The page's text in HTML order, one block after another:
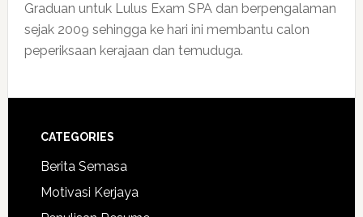
Graduan untuk Lulus Exam SPA dan berpengalaman
sejak 2009 sehingga ke hari ini membantu calon
peperiksaan kerajaan dan temuduga.
CATEGORIES
Berita Semasa
Motivasi Kerjaya